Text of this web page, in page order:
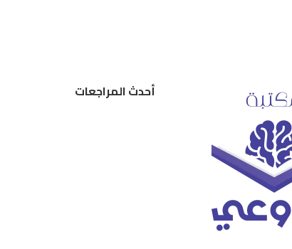
أحدث المراجعات